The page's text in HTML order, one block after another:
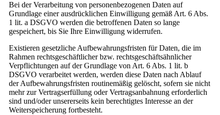
Bei der Verarbeitung von personenbezogenen Daten auf
Grundlage einer ausdrücklichen Einwilligung gemäß Art. 6 Abs.
1 lit. a DSGVO werden die betroffenen Daten so lange
gespeichert, bis Sie Ihre Einwilligung widerrufen.
Existieren gesetzliche Aufbewahrungsfristen für Daten, die im
Rahmen rechtsgeschäftlicher bzw. rechtsgeschäftsähnlicher
Verpflichtungen auf der Grundlage von Art. 6 Abs. 1 lit. b
DSGVO verarbeitet werden, werden diese Daten nach Ablauf
der Aufbewahrungsfristen routinemäßig gelöscht, sofern sie nicht
mehr zur Vertragserfüllung oder Vertragsanbahnung erforderlich
sind und/oder unsererseits kein berechtigtes Interesse an der
Weiterspeicherung fortbesteht.